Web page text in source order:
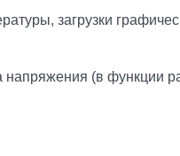
загрузки
(в функции